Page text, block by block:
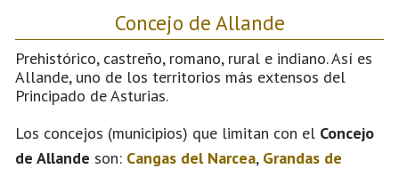
Concejo de Allande
Prehistórico, castreño, romano, rural e indiano. Así es
Allande, uno de los territorios más extensos del
Principado de Asturias.
Los concejos (municipios) que limitan con el Concejo
de Allande son: Cangas del Narcea, Grandas de